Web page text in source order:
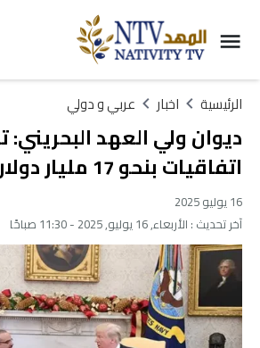
الرئيسية اخبار عربي و دولي
ديوان ولي العهد البحريني:
اتفاقيات بنحو 17 مليار دولار مع أميركا
16 يوليو 2025
آخر تحديث : الأربعاء, 16 يوليو, 2025 - 11:30 صباحًا